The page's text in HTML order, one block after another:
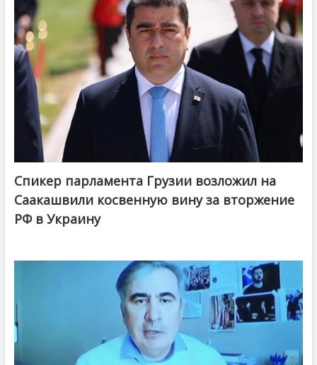
Спикер парламента Грузии возложил на
Саакашвили косвенную вину за вторжение
РФ в Украину